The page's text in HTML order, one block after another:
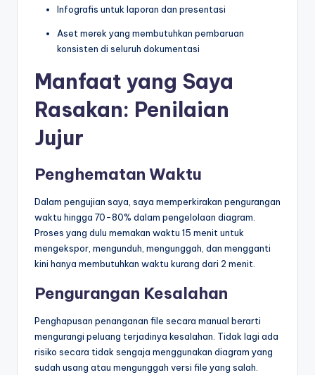
Infografis untuk laporan dan presentasi
Aset merek yang membutuhkan pembaruan
konsisten di seluruh dokumentasi
Manfaat yang Saya
Rasakan: Penilaian
Jujur
Penghematan Waktu
Dalam pengujian saya, saya memperkirakan pengurangan
waktu hingga 70-80% dalam pengelolaan diagram.
Proses yang dulu memakan waktu 15 menit untuk
mengekspor, mengunduh, mengunggah, dan mengganti
kini hanya membutuhkan waktu kurang dari 2 menit.
Pengurangan Kesalahan
Penghapusan penanganan file secara manual berarti
mengurangi peluang terjadinya kesalahan. Tidak lagi ada
risiko secara tidak sengaja menggunakan diagram yang
sudah usang atau mengunggah versi file yang salah.